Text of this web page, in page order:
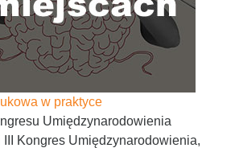
w praktyce
Umiędzynarodowienia
III Kongres Umiędzynarodowienia,